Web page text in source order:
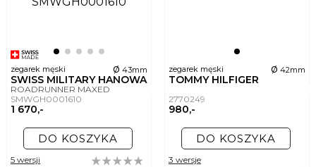
zegarek męski ø 43mm
SWISS MILITARY HANOWA
ROADRUNNER MAXED
SMWGH0001610
1 670,-
DO KOSZYKA
5 wersji
zegarek męski ø 42mm
TOMMY HILFIGER
2770249
980,-
DO KOSZYKA
3 wersje